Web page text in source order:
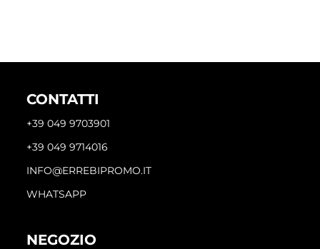
CONTATTI
+39 049 9703901
+39 049 9714016
INFO@ERREBIPROMO.IT
WHATSAPP
NEGOZIO